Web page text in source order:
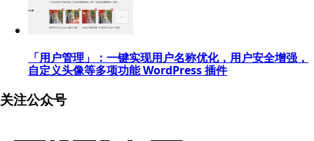
「用户管理」：一键实现用户名称优化，用户安全增强，
自定义头像等多项功能 WordPress 插件
关注公众号